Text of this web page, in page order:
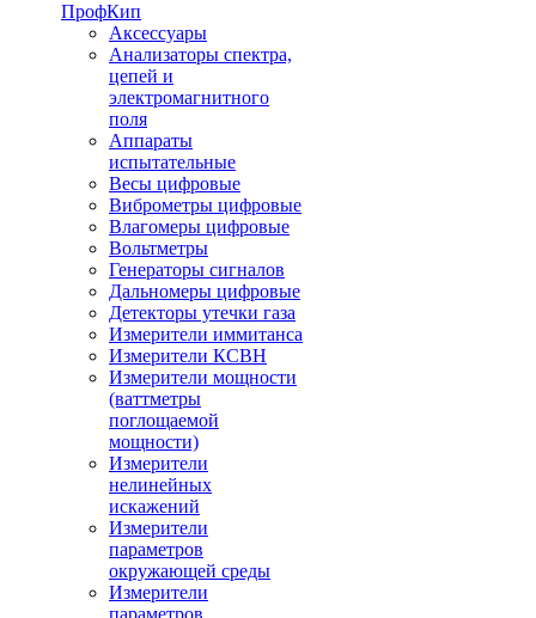
ПрофКип
Аксессуары
Анализаторы спектра,
цепей и
электромагнитного
поля
Аппараты
испытательные
Весы цифровые
Виброметры цифровые
Влагомеры цифровые
Вольтметры
Генераторы сигналов
Дальномеры цифровые
Детекторы утечки газа
Измерители иммитанса
Измерители КСВН
Измерители мощности
(ваттметры
поглощаемой
мощности)
Измерители
нелинейных
искажений
Измерители
параметров
окружающей среды
Измерители
параметров